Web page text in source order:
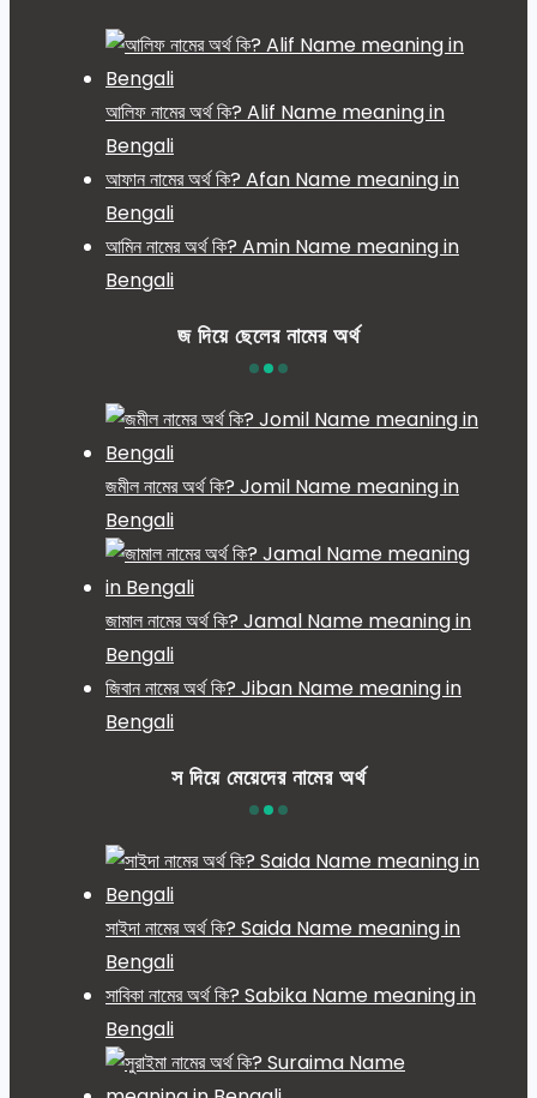
আলিফ নামের অর্থ কি? Alif Name meaning in
Bengali
আফান নামের অর্থ কি? Afan Name meaning in
Bengali
আমিন নামের অর্থ কি? Amin Name meaning in
Bengali
জ দিয়ে ছেলের নামের অর্থ
জমীল নামের অর্থ কি? Jomil Name meaning in
Bengali
জামাল নামের অর্থ কি? Jamal Name meaning in
Bengali
জিবান নামের অর্থ কি? Jiban Name meaning in
Bengali
স দিয়ে মেয়েদের নামের অর্থ
সাইদা নামের অর্থ কি? Saida Name meaning in
Bengali
সাবিকা নামের অর্থ কি? Sabika Name meaning in
Bengali